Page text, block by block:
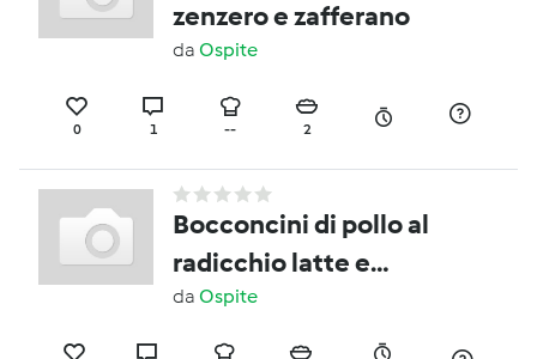
zenzero e zafferano
da Ospite
0 1 -- 2
Bocconcini di pollo al
radicchio latte e
formaggio
da Ospite